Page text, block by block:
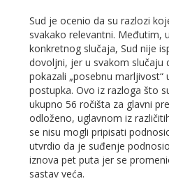
Sud je ocenio da su razlozi
svakako relevantni. Međutim,
konkretnog slučaja, Sud nije
dovolјni, jer u svakom slučaju
pokazali „posebnu
postupka. Ovo iz razloga što
ukupno 56 ročišta za glavni
odloženo, uglavnom iz
se nisu mogli pripisati
utvrdio da je suđenje
iznova pet puta jer se
sastav veća.